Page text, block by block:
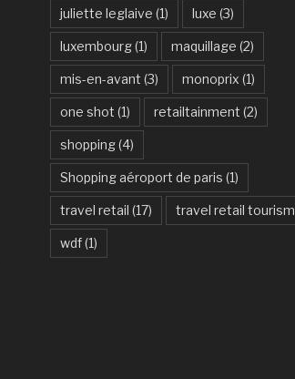
juliette leglaive (1) luxe (3)
luxembourg(1) maquillage (2)
mis-en-avant (3) monoprix (1)
one shot (1) retailtainment (2)
shopping(4)
Shopping aéroport de paris (1)
travel retail (17) travel retail tourism
wdf(1)